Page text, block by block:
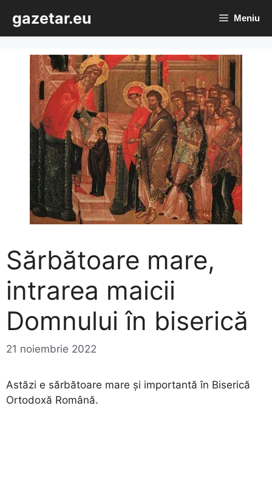
conținut
gazetar.eu Meniu
Sărbătoare mare,
intrarea maicii
Domnului în biserică
21 noiembrie 2022
Astăzi e sărbătoare mare și importantă în Biserică
Ortodoxă Română.